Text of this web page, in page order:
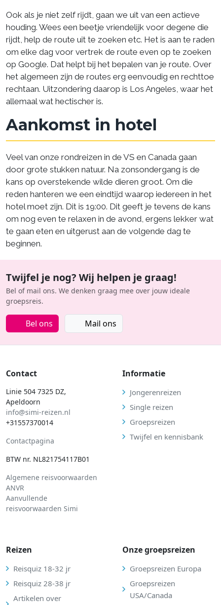
Ook als je niet zelf rijdt, gaan we uit van een actieve
houding. Wees een beetje vriendelijk voor degene die
rijdt, help de route uit te zoeken etc. Het is aan te raden
om elke dag voor vertrek de route even op te zoeken
op Google. Dat helpt bij het bepalen van je route. Over
het algemeen zijn de routes erg eenvoudig en rechttoe
rechtaan. Uitzondering daarop is Los Angeles, waar het
allemaal wat hectischer is.
Aankomst in hotel
Veel van onze rondreizen in de VS en Canada gaan
door grote stukken natuur. Na zonsondergang is de
kans op overstekende wilde dieren groot. Om die
reden hanteren we een eindtijd waarop iedereen in het
hotel moet zijn. Dit is 19:00. Dit geeft je tevens de kans
om nog even te relaxen in de avond, ergens lekker wat
te gaan eten en uitgerust aan de volgende dag te
beginnen.
Twijfel je nog? Wij helpen je graag!
Bel of mail ons. We denken graag mee over jouw ideale
groepsreis.
Bel ons Mail ons
Contact
Linie 504 7325 DZ,
Apeldoorn
info@simi-reizen.nl
+31557370014
Contactpagina
BTW nr. NL821754117B01
Algemene reisvoorwaarden
ANVR
Aanvullende
reisvoorwaarden Simi
Informatie
Jongerenreizen
Single reizen
Groepsreizen
Twijfel en kennisbank
Reizen
Reisquiz 18-32 jr
Reisquiz 28-38 jr
Artikelen over
Onze groepsreizen
Groepsreizen Europa
Groepsreizen
USA/Canada